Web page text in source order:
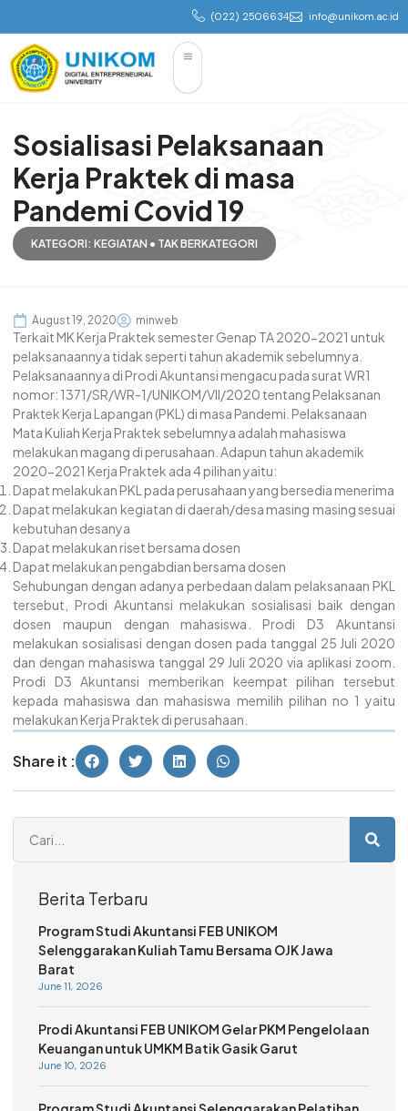
(022) 2506634 info@unikom.ac.id
Sosialisasi Pelaksanaan
Kerja Praktek di masa
Pandemi Covid 19
KATEGORI: KEGIATAN • TAK BERKATEGORI
August 19, 2020 minweb
Terkait MK Kerja Praktek semester Genap TA 2020-2021 untuk
pelaksanaannya tidak seperti tahun akademik sebelumnya.
Pelaksanaannya di Prodi Akuntansi mengacu pada surat WR1
nomor: 1371/SR/WR-1/UNIKOM/VII/2020 tentang Pelaksanan
Praktek Kerja Lapangan (PKL) di masa Pandemi. Pelaksanaan
Mata Kuliah Kerja Praktek sebelumnya adalah mahasiswa
melakukan magang di perusahaan. Adapun tahun akademik
2020-2021 Kerja Praktek ada 4 pilihan yaitu:
Dapat melakukan PKL pada perusahaan yang bersedia menerima
Dapat melakukan kegiatan di daerah/desa masing masing sesuai
kebutuhan desanya
Dapat melakukan riset bersama dosen
Dapat melakukan pengabdian bersama dosen
Sehubungan dengan adanya perbedaan dalam pelaksanaan PKL
tersebut, Prodi Akuntansi melakukan sosialisasi baik dengan
dosen maupun dengan mahasiswa. Prodi D3 Akuntansi
melakukan sosialisasi dengan dosen pada tanggal 25 Juli 2020
dan dengan mahasiswa tanggal 29 Juli 2020 via aplikasi zoom.
Prodi D3 Akuntansi memberikan keempat pilihan tersebut
kepada mahasiswa dan mahasiswa memilih pilihan no 1 yaitu
melakukan Kerja Praktek di perusahaan.
Share it :
Berita Terbaru
Program Studi Akuntansi FEB UNIKOM
Selenggarakan Kuliah Tamu Bersama OJK Jawa
Barat
June 11, 2026
Prodi Akuntansi FEB UNIKOM Gelar PKM Pengelolaan
Keuangan untuk UMKM Batik Gasik Garut
June 10, 2026